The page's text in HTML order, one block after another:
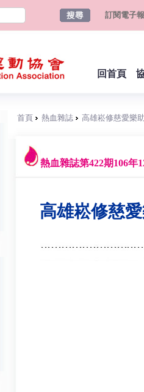
訂閱電子報
回首頁
首頁 熱血雜誌 高雄崧修慈愛樂
熱血雜誌第422期106年
高雄崧修慈